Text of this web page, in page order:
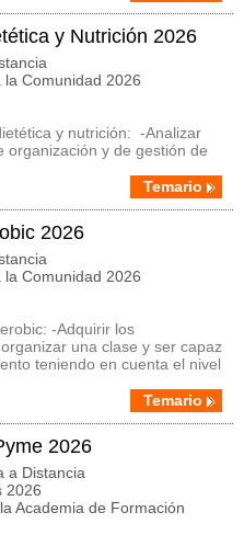
y Nutrición 2026
la Comunidad 2026
y nutrición: -Analizar
organización y de gestión de
Temario
2026
la Comunidad 2026
-Adquirir los
una clase y ser capaz
teniendo en cuenta el nivel
Temario
2026
a Distancia
2026
Academia de Formación